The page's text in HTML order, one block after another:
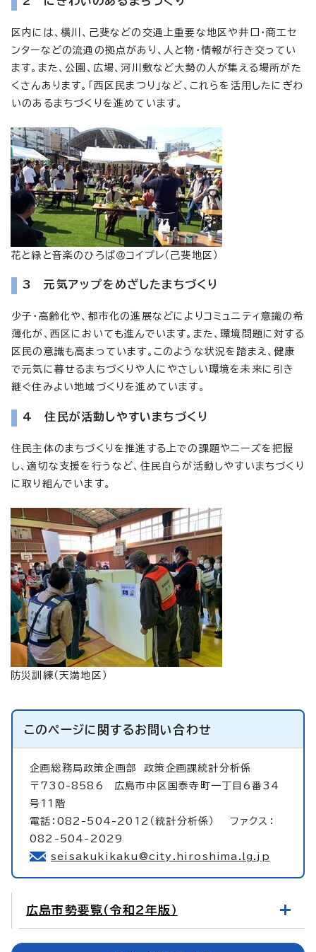
区内には、横川、己斐などの交通上重要な地区や井口・商工セ
ンターなどの流通の拠点があり、人と物・情報が行き交ってい
ます。また、公園、広場、河川敷など大勢の人が集える場所がた
くさんあります。「西区民まつり」など、これらを活用したにぎわ
いのあるまちづくりを進めています。
花と緑と音楽のひろば＠コイプレ（己斐地区）
3 元気アップをめざしたまちづくり
少子・高齢化や、都市化の進展などによりコミュニティ意識の希
薄化が、西区においても進んでいます。また、環境問題に対する
区民の意識も高まっています。このような状況を踏まえ、健康
で元気に暮せるまちづくりや人にやさしい環境を未来に引き
継ぐ住みよい地域づくりを進めています。
4 住民が活動しやすいまちづくり
住民主体のまちづくりを推進する上での課題やニーズを把握
し、適切な支援を行うなど、住民自らが活動しやすいまちづくり
に取り組んでいます。
防災訓練（天満地区）
このページに関するお問い合わせ
企画総務局政策企画部政策企画課統計分析係
〒730-8586 広島市中区国泰寺町一丁目6番34
号11階
電話：082-504-2012（統計分析係） ファクス：
082-504-2029
seisakukikaku@city.hiroshima.lg.jp
広島市勢要覧（令和2年版）